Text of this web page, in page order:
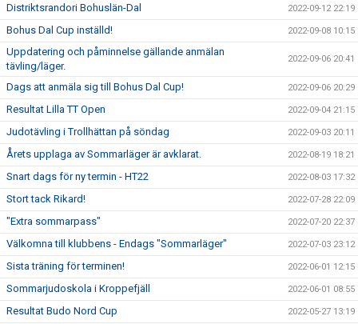
Distriktsrandori Bohuslän-Dal 2022-09-12 22:19
Bohus Dal Cup inställd! 2022-09-08 10:15
Uppdatering och påminnelse gällande anmälan
tävling/läger.
2022-09-06 20:41
Dags att anmäla sig till Bohus Dal Cup! 2022-09-06 20:29
Resultat Lilla TT Open 2022-09-04 21:15
Judotävling i Trollhättan på söndag 2022-09-03 20:11
Årets upplaga av Sommarläger är avklarat. 2022-08-19 18:21
Snart dags för ny termin - HT22 2022-08-03 17:32
Stort tack Rikard! 2022-07-28 22:09
"Extra sommarpass" 2022-07-20 22:37
Välkomna till klubbens - Endags "Sommarläger" 2022-07-03 23:12
Sista träning för terminen! 2022-06-01 12:15
Sommarjudoskola i Kroppefjäll 2022-06-01 08:55
Resultat Budo Nord Cup 2022-05-27 13:19